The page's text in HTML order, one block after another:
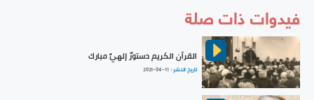
فيدوات ذات صلة
القرآن الكريم دستورٌ إلهيٌّ مبارك
تاريخ النشر : 2021-04-11